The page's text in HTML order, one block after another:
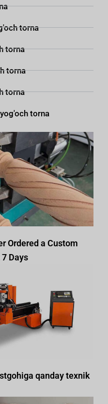
torna
torna
torna
torna
torna
Ordered a Custom
Days
qanday texnik